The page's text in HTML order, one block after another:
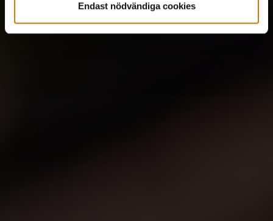
Endast nödvändiga cookies